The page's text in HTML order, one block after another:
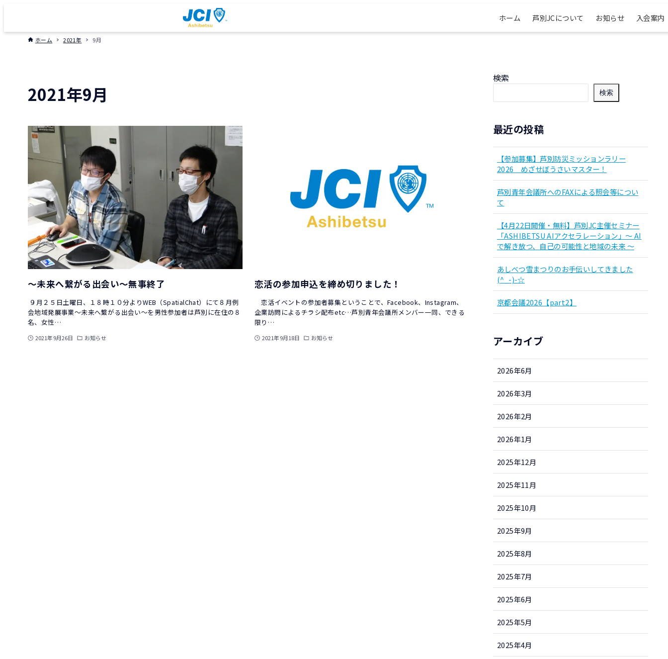
ホーム 芦別JCについて お知らせ 入会案内
ホーム 2021年 9月
2021年9月
～未来へ繋がる出会い～無事終了
９月２５日土曜日、１８時１０分よりWEB（SpatialChat）にて８月例
会地域発展事業～未来へ繋がる出会い～を男性参加者は芦別に在住の８
名、女性…
2021年9月26日 お知らせ
恋活の参加申込を締め切りました！
恋活イベントの参加者募集ということで、Facebook、Instagram、
企業訪問によるチラシ配布etc…芦別青年会議所メンバー一同、できる
限り…
2021年9月18日 お知らせ
検索
検索
最近の投稿
【参加募集】芦別防災ミッションラリー
2026 めざせぼうさいマスター！
芦別青年会議所へのFAXによる照会等につい
て
【4月22日開催・無料】芦別JC主催セミナー
「ASHIBETSU AIアクセラレーション」～ AI
で解き放つ、自己の可能性と地域の未来 ～
あしべつ雪まつりのお手伝いしてきました
(^_-)-☆
京都会議2026【part2】
アーカイブ
2026年6月
2026年3月
2026年2月
2026年1月
2025年12月
2025年11月
2025年10月
2025年9月
2025年8月
2025年7月
2025年6月
2025年5月
2025年4月